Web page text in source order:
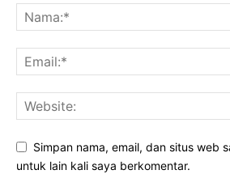
Simpan nama, email, dan situs web
untuk lain kali saya berkomentar.